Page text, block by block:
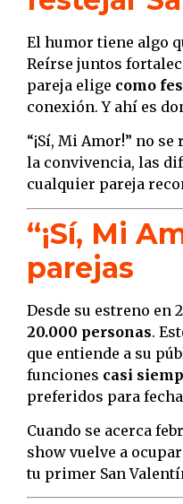
El humor tiene algo
Reírse juntos
pareja elige como
conexión. Y ahí es
“¡Sí, Mi Amor!” no
la convivencia, las
cualquier pareja
“¡Sí, Mi
parejas
Desde su estreno en
20.000 personas.
que entiende a su
funciones casi
preferidos para
Cuando se acerca
show vuelve a
tu primer San